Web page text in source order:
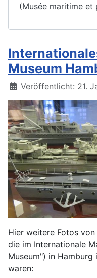
(Musée maritime et
Museum
Details
Veröffentlicht: 21.
Hier weitere Fotos
die im Internationale
Museum") in
waren: